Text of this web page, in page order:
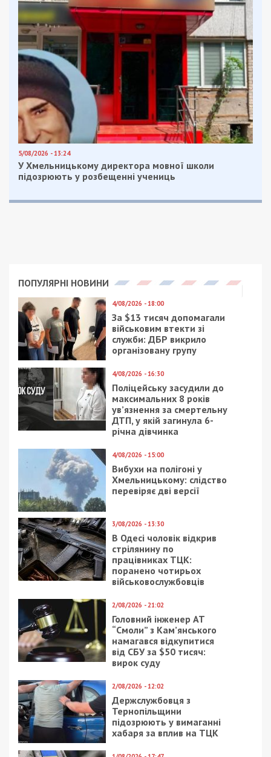
5/08/2026 - 13:24
У Хмельницькому директора мовної школи
підозрюють у розбещенні учениць
ПОПУЛЯРНІ НОВИНИ
4/08/2026 - 18:00
За $13 тисяч допомагали
військовим втекти зі
служби: ДБР викрило
організовану групу
4/08/2026 - 16:30
Поліцейську засудили до
максимальних 8 років
ув’язнення за смертельну
ДТП, у якій загинула 6-
річна дівчинка
4/08/2026 - 15:00
Вибухи на полігоні у
Хмельницькому: слідство
перевіряє дві версії
3/08/2026 - 13:30
В Одесі чоловік відкрив
стрілянину по
працівниках ТЦК:
поранено чотирьох
військовослужбовців
2/08/2026 - 21:02
Головний інженер АТ
“Смоли” з Кам’янського
намагався відкупитися
від СБУ за $50 тисяч:
вирок суду
2/08/2026 - 12:02
Держслужбовця з
Тернопільщини
підозрюють у вимаганні
хабаря за вплив на ТЦК